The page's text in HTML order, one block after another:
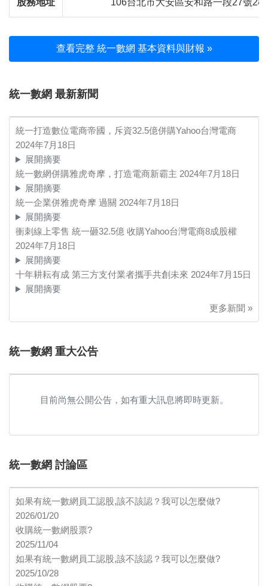
查看完整 統一數網 基本資料與財報 »
統一數網 最新新聞
統一打造數位電商帝國，斥資32.5億併購Yahoo台灣電商
2024年7月18日
展開摘要
統一數網併購雅虎奇摩，打造電商新霸主 2024年7月18日
展開摘要
統一企業併雅虎奇摩 過關 2024年7月18日
展開摘要
衝刺線上零售 統一砸32.5億 收購Yahoo台灣電商8成股權
2024年7月18日
展開摘要
十年耕耘有成 第三方支付業者攜手共創未來 2024年7月15日
展開摘要
更多新聞 »
統一數網 重大公告
目前尚無公開公告，如有重大訊息將即時更新。
統一數網 討論區
如果有統一數網員工認股,該不該認？我可以怎麼做?
2026/01/20
收購統一數網股票?
2025/11/04
如果有統一數網員工認股,該不該認？我可以怎麼做?
2025/10/28